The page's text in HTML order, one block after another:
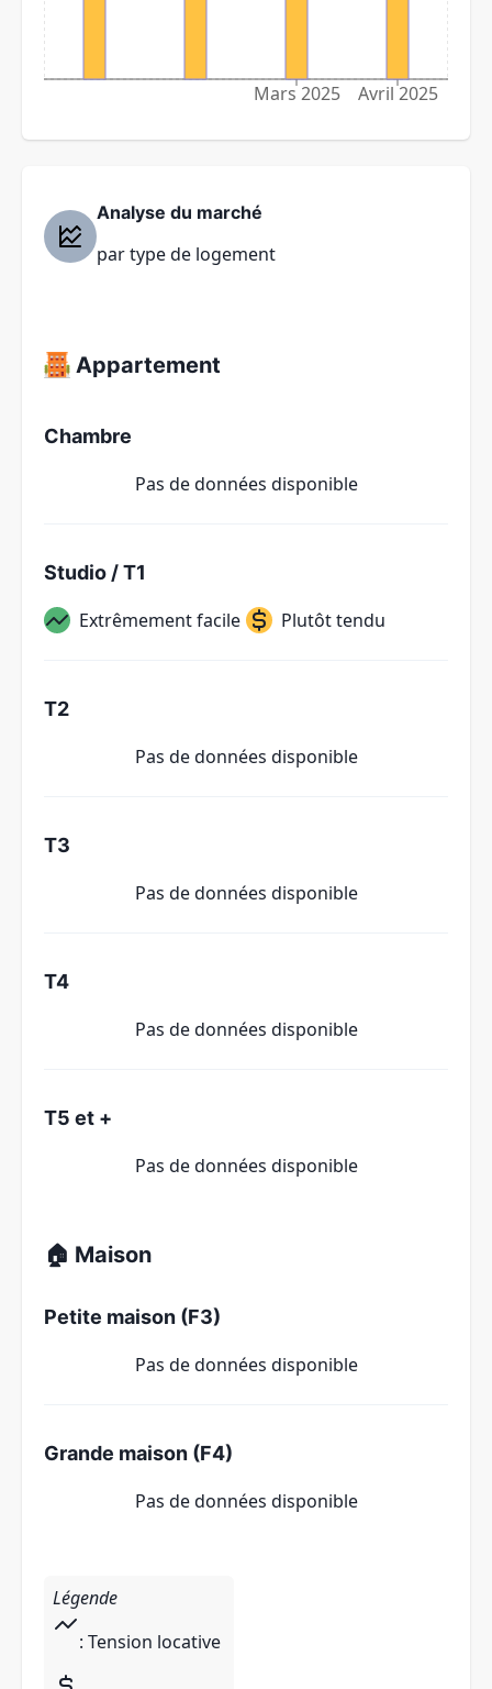
Mars 2025 Avril 2025
Analyse du marché
par type de logement
Appartement
Chambre
Pas de données disponible
Studio / T1
Extrêmement facile Plutôt tendu
T2
Pas de données disponible
T3
Pas de données disponible
T4
Pas de données disponible
T5 et +
Pas de données disponible
🏠 Maison
Petite maison (F3)
Pas de données disponible
Grande maison (F4)
Pas de données disponible
Légende
: Tension locative